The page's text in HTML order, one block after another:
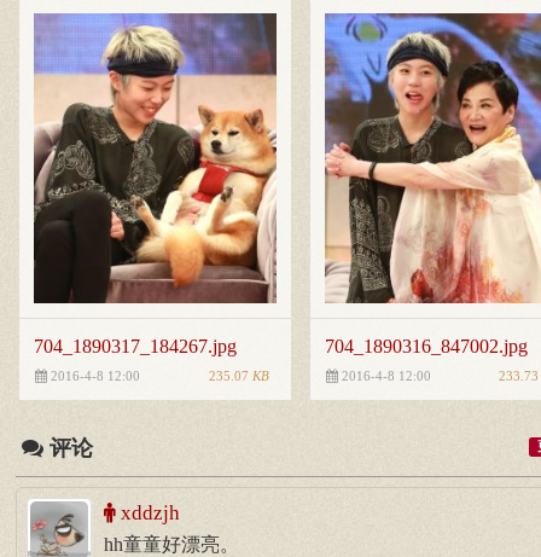
704_1890317_184267.jpg
2016-4-8 12:00 235.07 KB
704_1890316_847002.jpg
2016-4-8 12:00 233.73
评论
xddzjh
hh童童好漂亮。